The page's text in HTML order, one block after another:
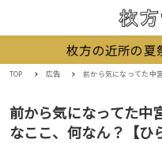
枚方の近所の夏
TOP 広告 前から気になってた中宮小の
前から気になってた中
なここ、何なん？【ひ